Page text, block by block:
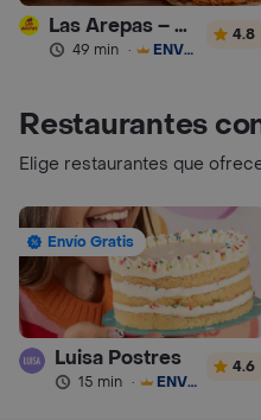
Las Arepas – Arepas Rellenas
49 min · ENVÍO GRATIS
4.8
Restaurantes
Elige restaurantes que
Envío Gratis
Luisa Postres
15 min · ENVÍO GRATIS
4.6